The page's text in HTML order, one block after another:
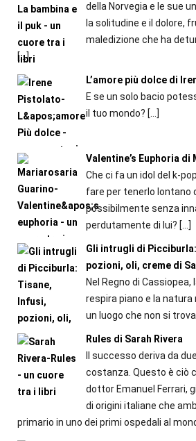
della Norvegia e le sue
la solitudine e il dolore,
maledizione che ha
[…]
L’amore più dolce di
E se un solo bacio
il tuo mondo? […]
Valentine’s Euphoria
Che ci fa un idol del k-
fare per tenerlo lontano
possibilmente senza
perdutamente di lui? […]
Gli intrugli di
pozioni, oli, creme di
Nel Regno di Cassiopea,
respira piano e la
un luogo che non si
Rules di Sarah Rivera
Il successo deriva da
costanza. Questo è ciò
dottor Emanuel Ferrari,
di origini italiane che
primario in uno dei primi ospedali al